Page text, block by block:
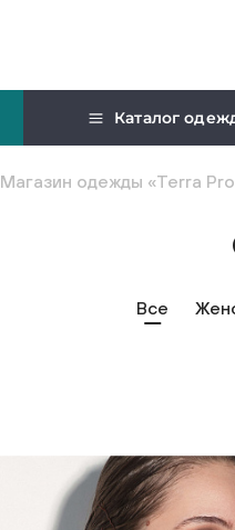
Каталог
Магазин одежды «Terra
Все